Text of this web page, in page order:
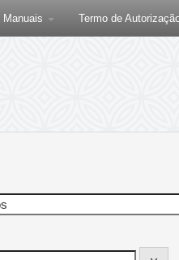
Manuais Termo de